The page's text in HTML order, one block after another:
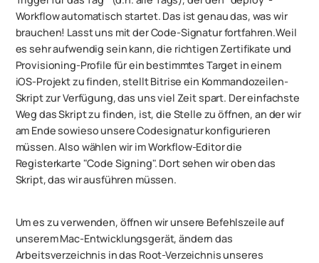
Workflow automatisch startet. Das ist genau das, was wir
brauchen! Lasst uns mit der Code-Signatur fortfahren.Weil
es sehr aufwendig sein kann, die richtigen Zertifikate und
Provisioning-Profile für ein bestimmtes Target in einem
iOS-Projekt zu finden, stellt Bitrise ein Kommandozeilen-
Skript zur Verfügung, das uns viel Zeit spart. Der einfachste
Weg das Skript zu finden, ist, die Stelle zu öffnen, an der wir
am Ende sowieso unsere Codesignatur konfigurieren
müssen. Also wählen wir im Workflow-Editor die
Registerkarte "Code Signing". Dort sehen wir oben das
Skript, das wir ausführen müssen.
Um es zu verwenden, öffnen wir unsere Befehlszeile auf
unserem Mac-Entwicklungsgerät, ändern das
Arbeitsverzeichnis in das Root-Verzeichnis unseres